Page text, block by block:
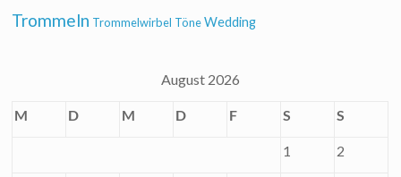
Trommeln Trommelwirbel Töne Wedding
August 2026
M D M D F S S
1 2